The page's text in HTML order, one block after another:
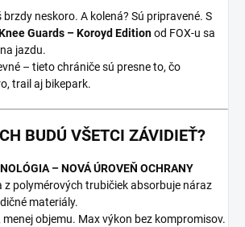
neskoro. A kolená? Sú pripravené. S
Guards – Koroyd Editionod FOX-u sa
jazdu.
– tieto chrániče sú presne to, čo
trail aj bikepark.
BUDÚ VŠETCI ZÁVIDIEŤ?
– NOVÁ ÚROVEŇ OCHRANY
z polymérových trubičiek absorbuje náraz
materiály.
objemu. Max výkon bez kompromisov.